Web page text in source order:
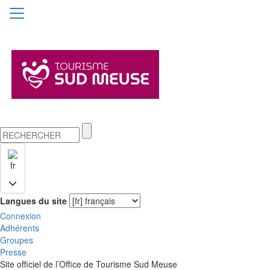
fr
Langues du site
Connexion
Adhérents
Groupes
Presse
Site officiel de l’Office de Tourisme Sud Meuse